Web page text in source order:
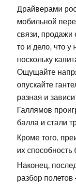
Драйверами
мобильной
связи, продажи
то и дело, что у
поскольку
Ощущайте
опускайте
разная и
Галлямов
балла и стали
Кроме того,
их способность
Наконец,
разбор